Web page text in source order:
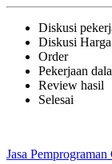
Diskusi
Diskusi Harga
Order
Pekerjaan
Review hasil
Selesai
Jasa Pemprograman